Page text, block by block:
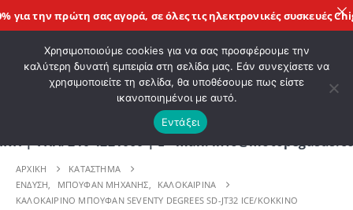
ΚΑΛΩΣ ΗΡΘΑΤΕ ΣΤΟ E-SHOP ΜΟΤΟ ΠΗΓΑΣΟΣ !
4221060 | E - mail: info@motopegasus.com |
ΑΡΧΙΚΉ
ΚΑΤΆΣΤΗΜΑ
ΕΝΔΥΣΗ, ΜΠΟΥΦΑΝ ΜΗΧΑΝΗΣ,
ΚΑΛΟΚΑΙΡΙΝΑ
ΚΑΛΟΚΑΙΡΙΝΟ ΜΠΟΥΦΑΝ SEVENTY DEGREES SD-JT32 ICE/ΚΟΚΚΙΝΟ
την πρώτη σας αγορά, σε όλες τιςηλεκτρονικές συσκευές
Χρησιμοποιούμε cookies για να σας προσφέρουμε την
καλύτερη δυνατή εμπειρία στη σελίδα μας. Εάν συνεχίσετε να
χρησιμοποιείτε τη σελίδα, θα υποθέσουμε πως είστε
ικανοποιημένοι με αυτό.
Εντάξει